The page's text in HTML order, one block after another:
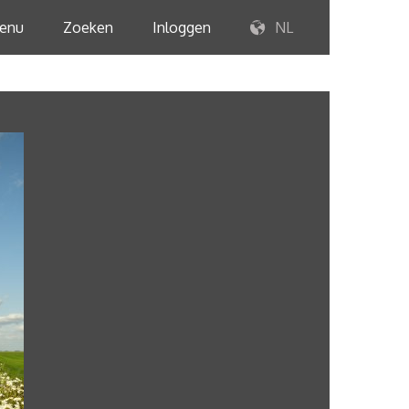
Zoeken Inloggen NL